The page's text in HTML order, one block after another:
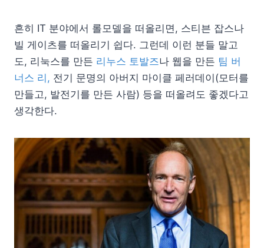
흔히 IT 분야에서 롤모델을 떠올리면, 스티븐 잡스나
빌 게이츠를 떠올리기 쉽다. 그런데 이런 분들 말고
도, 리눅스를 만든 리누스 토발즈나 웹을 만든 팀 버
너스 리, 전기 문명의 아버지 마이클 페러데이(모터를
만들고, 발전기를 만든 사람) 등을 떠올려도 좋겠다고
생각한다.